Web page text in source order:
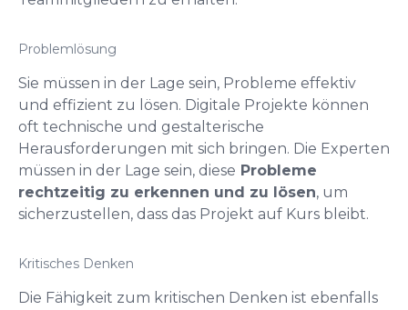
Problemlösung
Sie müssen in der Lage sein, Probleme effektiv
und effizient zu lösen. Digitale Projekte können
oft technische und gestalterische
Herausforderungen mit sich bringen. Die Experten
müssen in der Lage sein, diese Probleme
rechtzeitig zu erkennen und zu lösen, um
sicherzustellen, dass das Projekt auf Kurs bleibt.
Kritisches Denken
Die Fähigkeit zum kritischen Denken ist ebenfalls